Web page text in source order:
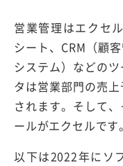
営業管理はエクセ
シート、CRM（顧
システム）などの
タは営業部門の売
されます。そして
ールがエクセルです。
以下は2022年にソ